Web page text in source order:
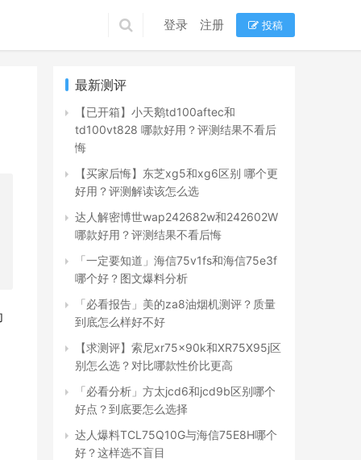
登录 注册 投稿
最新测评
【已开箱】小天鹅td100aftec和
td100vt828 哪款好用？评测结果不看后
悔
【买家后悔】东芝xg5和xg6区别 哪个更
好用？评测解读该怎么选
达人解密博世wap242682w和242602W
哪款好用？评测结果不看后悔
「一定要知道」海信75v1fs和海信75e3f
哪个好？图文爆料分析
「必看报告」美的za8油烟机测评？质量
到底怎么样好不好
【求测评】索尼xr75x90k和XR75X95j区
别怎么选？对比哪款性价比更高
「必看分析」方太jcd6和jcd9b区别哪个
好点？到底要怎么选择
达人爆料TCL75Q10G与海信75E8H哪个
好？这样选不盲目